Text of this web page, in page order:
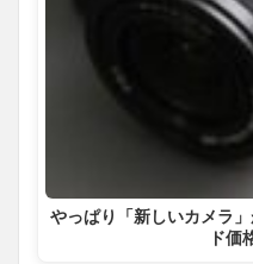
やっぱり「新しいカメラ
ド価